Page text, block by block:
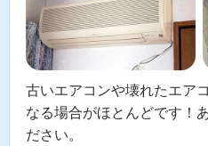
古いエアコンや壊れたエアコ
なる場合がほとんどです！
ださい。